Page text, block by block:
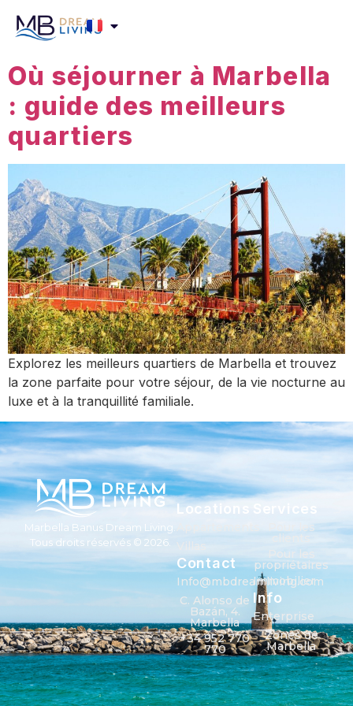
Où séjourner à Marbella
: guide des meilleurs
quartiers
Explorez les meilleurs quartiers de Marbella et trouvez
la zone parfaite pour votre séjour, de la vie nocturne au
luxe et à la tranquillité familiale.
Marbella Banus Dream Living.
Tous droits réservés © 2026.
Locations
Villas
Contact
Info@mbdreamliving.com
C. Alonso de
Bazán, 4.
Marbella
+34 952 770
770
Services
Pour les
clients
Pour les
propriétaires
Immobilier
Info
Enterprise
Zones de
Marbella